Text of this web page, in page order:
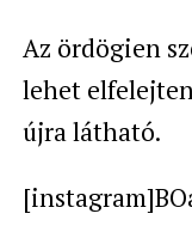
Az ördögien
lehet
újra látható.